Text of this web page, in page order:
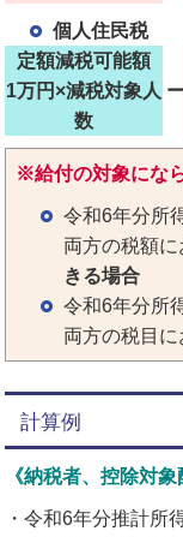
個人住民税
定額減税可能額
1万円×減税対象人
数
※給付の対象にな
令和6年分所
両方の税額に
きる場合
令和6年分所
両方の税目
計算例
《納税者、控除対
・令和6年分推計所